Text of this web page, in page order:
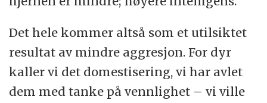
Det hele kommer altså som et utilsiktet
resultat av mindre aggresjon. For dyr
kaller vi det domestisering, vi har avlet
dem med tanke på vennlighet – vi ville